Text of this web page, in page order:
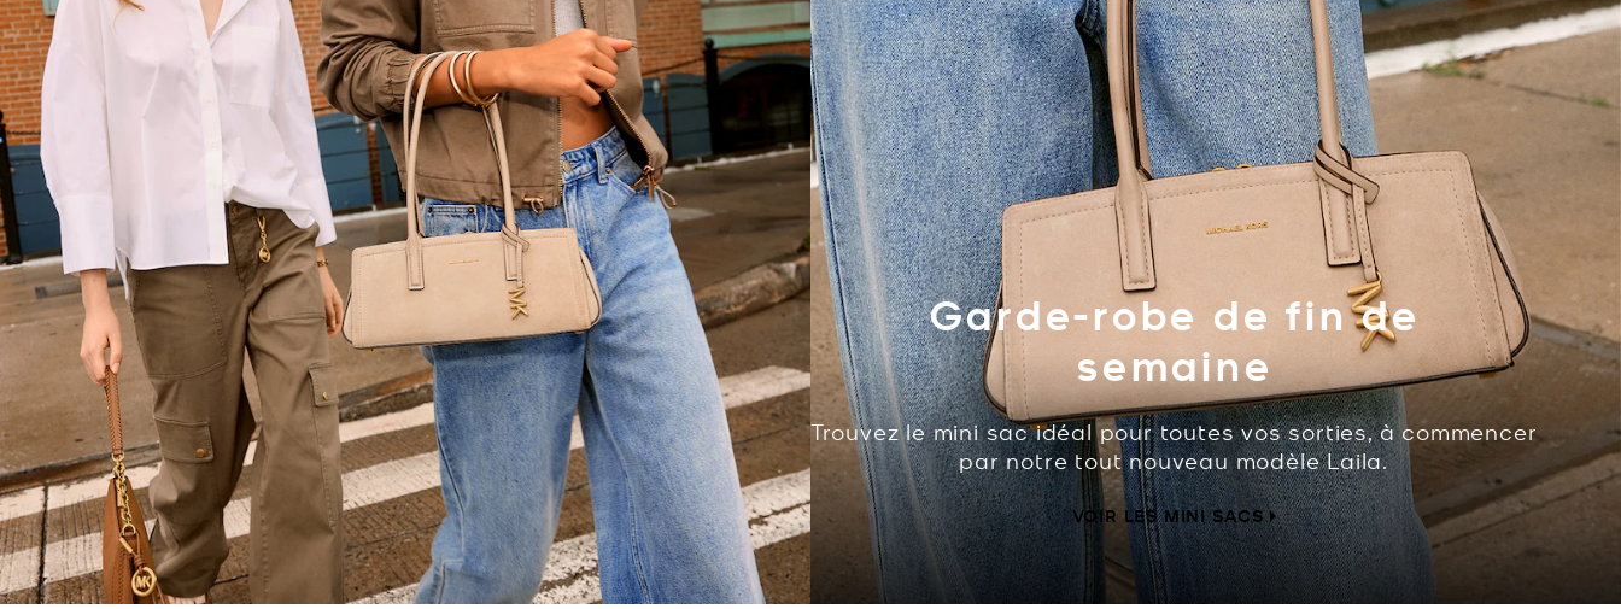
Garde-robe de fin de
semaine
Trouvez le mini sac idéal pour toutes vos sorties, à commencer
par notre tout nouveau modèle Laila.
VOIR LES MINI SACS